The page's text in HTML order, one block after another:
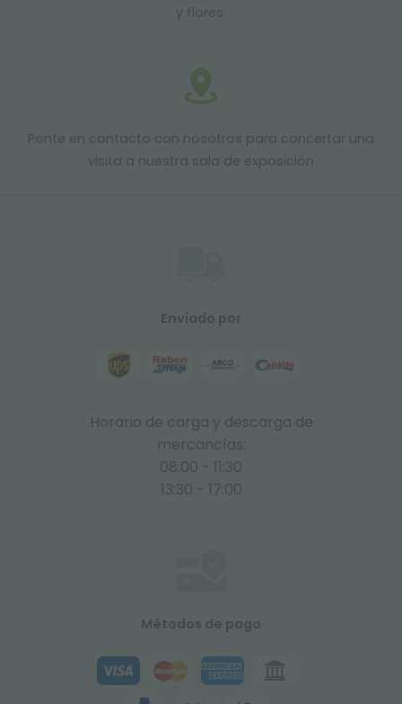
y flores.
Ponte en contacto con nosotros para concertar una
visita a nuestra sala de exposición
Enviado por
Horario de carga y descarga de
mercancías:
08:00 - 11:30
13:30 - 17:00
Métodos de pago